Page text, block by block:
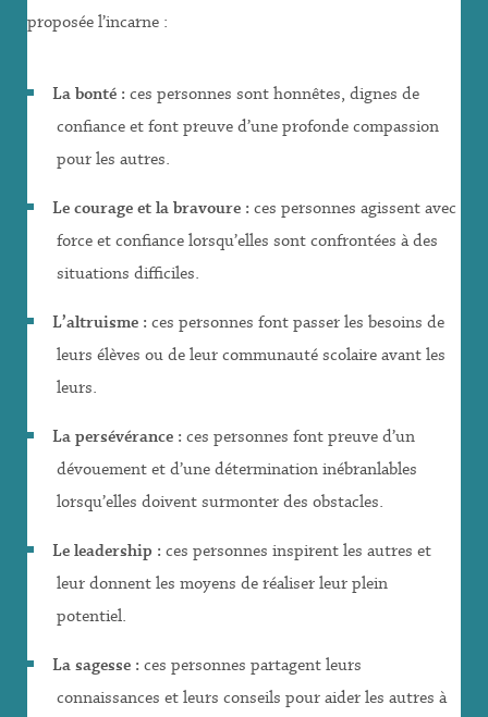
proposée l’incarne :
La bonté : ces personnes sont honnêtes, dignes de
confiance et font preuve d’une profonde compassion
pour les autres.
Le courage et la bravoure : ces personnes agissent avec
force et confiance lorsqu’elles sont confrontées à des
situations difficiles.
L’altruisme : ces personnes font passer les besoins de
leurs élèves ou de leur communauté scolaire avant les
leurs.
La persévérance : ces personnes font preuve d’un
dévouement et d’une détermination inébranlables
lorsqu’elles doivent surmonter des obstacles.
Le leadership : ces personnes inspirent les autres et
leur donnent les moyens de réaliser leur plein
potentiel.
La sagesse : ces personnes partagent leurs
connaissances et leurs conseils pour aider les autres à